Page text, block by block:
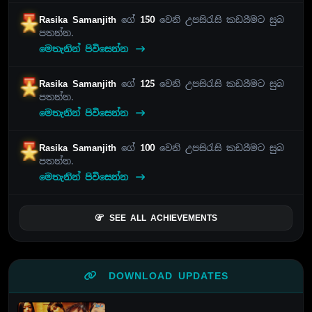
Rasika Samanjithගේ 150වෙනි උපසිරැසි කඩයීමට සුබ
පතන්න.
මෙතැනින් පිවිසෙන්න
Rasika Samanjithගේ 125 වෙනි උපසිරැසි කඩයීමට සුබ
පතන්න.
මෙතැනින් පිවිසෙන්න
Rasika Samanjithගේ 100වෙනි උපසිරැසි කඩයීමට සුබ
පතන්න.
මෙතැනින් පිවිසෙන්න
SEE ALL ACHIEVEMENTS
DOWNLOAD UPDATES